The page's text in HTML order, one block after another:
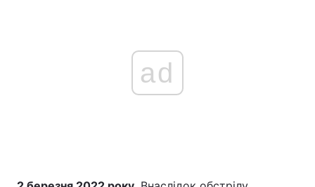
ad